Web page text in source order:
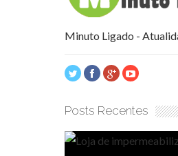
Minuto Ligado -
Posts Recentes